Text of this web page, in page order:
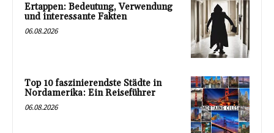
Ertappen: Bedeutung, Verwendung
und interessante Fakten
06.08.2026
Top 10 faszinierendste Städte in
Nordamerika: Ein Reiseführer
06.08.2026